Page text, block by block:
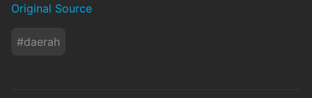
Original Source
#daerah